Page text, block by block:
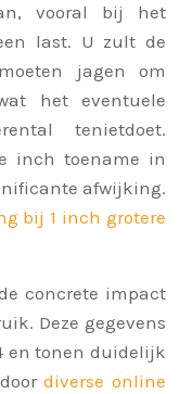
vooral bij het
last. U zult de
jagen om
het eventuele
tenietdoet.
inch toename in
afwijking.
bij 1 inch grotere
concrete impact
Deze gegevens
en tonen duidelijk
diverse online